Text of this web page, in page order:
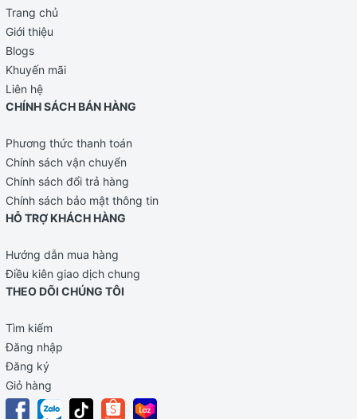
Trang chủ
Giới thiệu
Blogs
Khuyến mãi
Liên hệ
CHÍNH SÁCH BÁN HÀNG
Phương thức thanh toán
Chính sách vận chuyển
Chính sách đổi trả hàng
Chính sách bảo mật thông tin
HỖ TRỢ KHÁCH HÀNG
Hướng dẫn mua hàng
Điều kiên giao dịch chung
THEO DÕI CHÚNG TÔI
Tìm kiếm
Đăng nhập
Đăng ký
Giỏ hàng